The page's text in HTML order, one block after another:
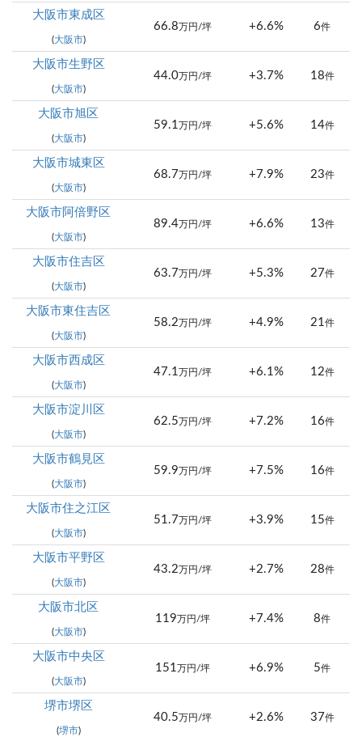
大阪市東成区
(大阪市)
66.8 万円/坪 +6.6% 6件
大阪市生野区
(大阪市)
44.0 万円/坪 +3.7% 18件
大阪市旭区
(大阪市)
59.1 万円/坪 +5.6% 14件
大阪市城東区
(大阪市)
68.7 万円/坪 +7.9% 23件
大阪市阿倍野区
(大阪市)
89.4 万円/坪 +6.6% 13件
大阪市住吉区
(大阪市)
63.7 万円/坪 +5.3% 27件
大阪市東住吉区
(大阪市)
58.2 万円/坪 +4.9% 21件
大阪市西成区
(大阪市)
47.1 万円/坪 +6.1% 12件
大阪市淀川区
(大阪市)
62.5 万円/坪 +7.2% 16件
大阪市鶴見区
(大阪市)
59.9 万円/坪 +7.5% 16件
大阪市住之江区
(大阪市)
51.7 万円/坪 +3.9% 15件
大阪市平野区
(大阪市)
43.2 万円/坪 +2.7% 28件
大阪市北区
(大阪市)
119 万円/坪 +7.4% 8件
大阪市中央区
(大阪市)
151 万円/坪 +6.9% 5件
堺市堺区
(堺市)
40.5 万円/坪 +2.6% 37件